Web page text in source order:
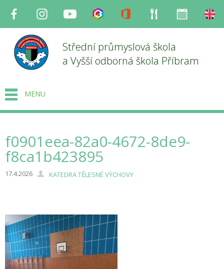
Facebook InstagramYoutube Bakaláři Office Strava
Střední průmyslová škola
a Vyšší odborná škola Příbram
MENU
f0901eea-82a0-4672-8de9-
f8ca1b423895
17.4.2026 KATEDRA TĚLESNÉ VÝCHOVY